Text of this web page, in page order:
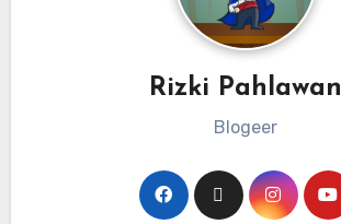
Rizki Pahlawan
Blogeer